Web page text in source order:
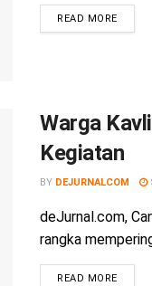
READ MORE
Warga
Kegiatan
BY DEJURNALCOM
deJurnal.com,
rangka
READ MORE